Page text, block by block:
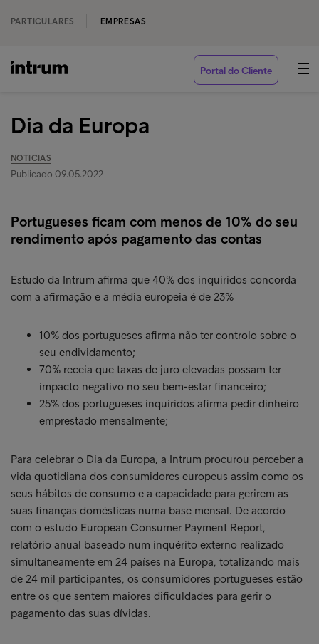
PARTICULARES EMPRESAS
Portal do Cliente
Dia da Europa
NOTICIAS
Publicado 09.05.2022
Portugueses ficam com menos de 10% do seu
rendimento após pagamento das contas
Estudo da Intrum afirma que 40% dos inquiridos concorda
com a afirmação e a média europeia é de 23%
10% dos portugueses afirma não ter controlo sobre o
seu endividamento;
70% receia que taxas de juro elevadas possam ter
impacto negativo no seu bem-estar financeiro;
25% dos portugueses inquiridos afirma pedir dinheiro
emprestado mensalmente;
Para celebrar o Dia da Europa, a Intrum procurou perceber a
vida quotidiana dos consumidores europeus assim como os
seus hábitos de consumo e a capacidade para gerirem as
suas finanças domésticas numa base mensal. De acordo
com o estudo European Consumer Payment Report,
relatório anual baseado num inquérito externo realizado
simultaneamente em 24 países na Europa, totalizando mais
de 24 mil participantes, os consumidores portugueses estão
entre os que sentem maiores dificuldades para gerir o
pagamento das suas dívidas.